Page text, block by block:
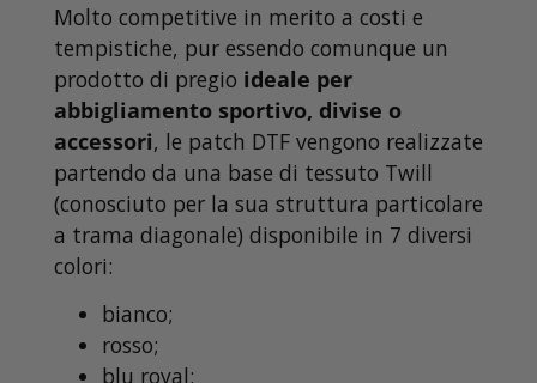
Molto competitive in merito a costi e
tempistiche, pur essendo comunque un
prodotto di pregio ideale per
abbigliamento sportivo, divise o
accessori, le patch DTF vengono realizzate
partendo da una base di tessuto Twill
(conosciuto per la sua struttura particolare
a trama diagonale) disponibile in 7 diversi
colori:
bianco;
rosso;
blu royal;